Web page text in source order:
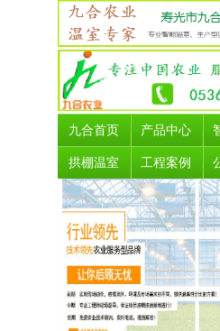
九合首页 产品中心
拱棚温室 工程案例